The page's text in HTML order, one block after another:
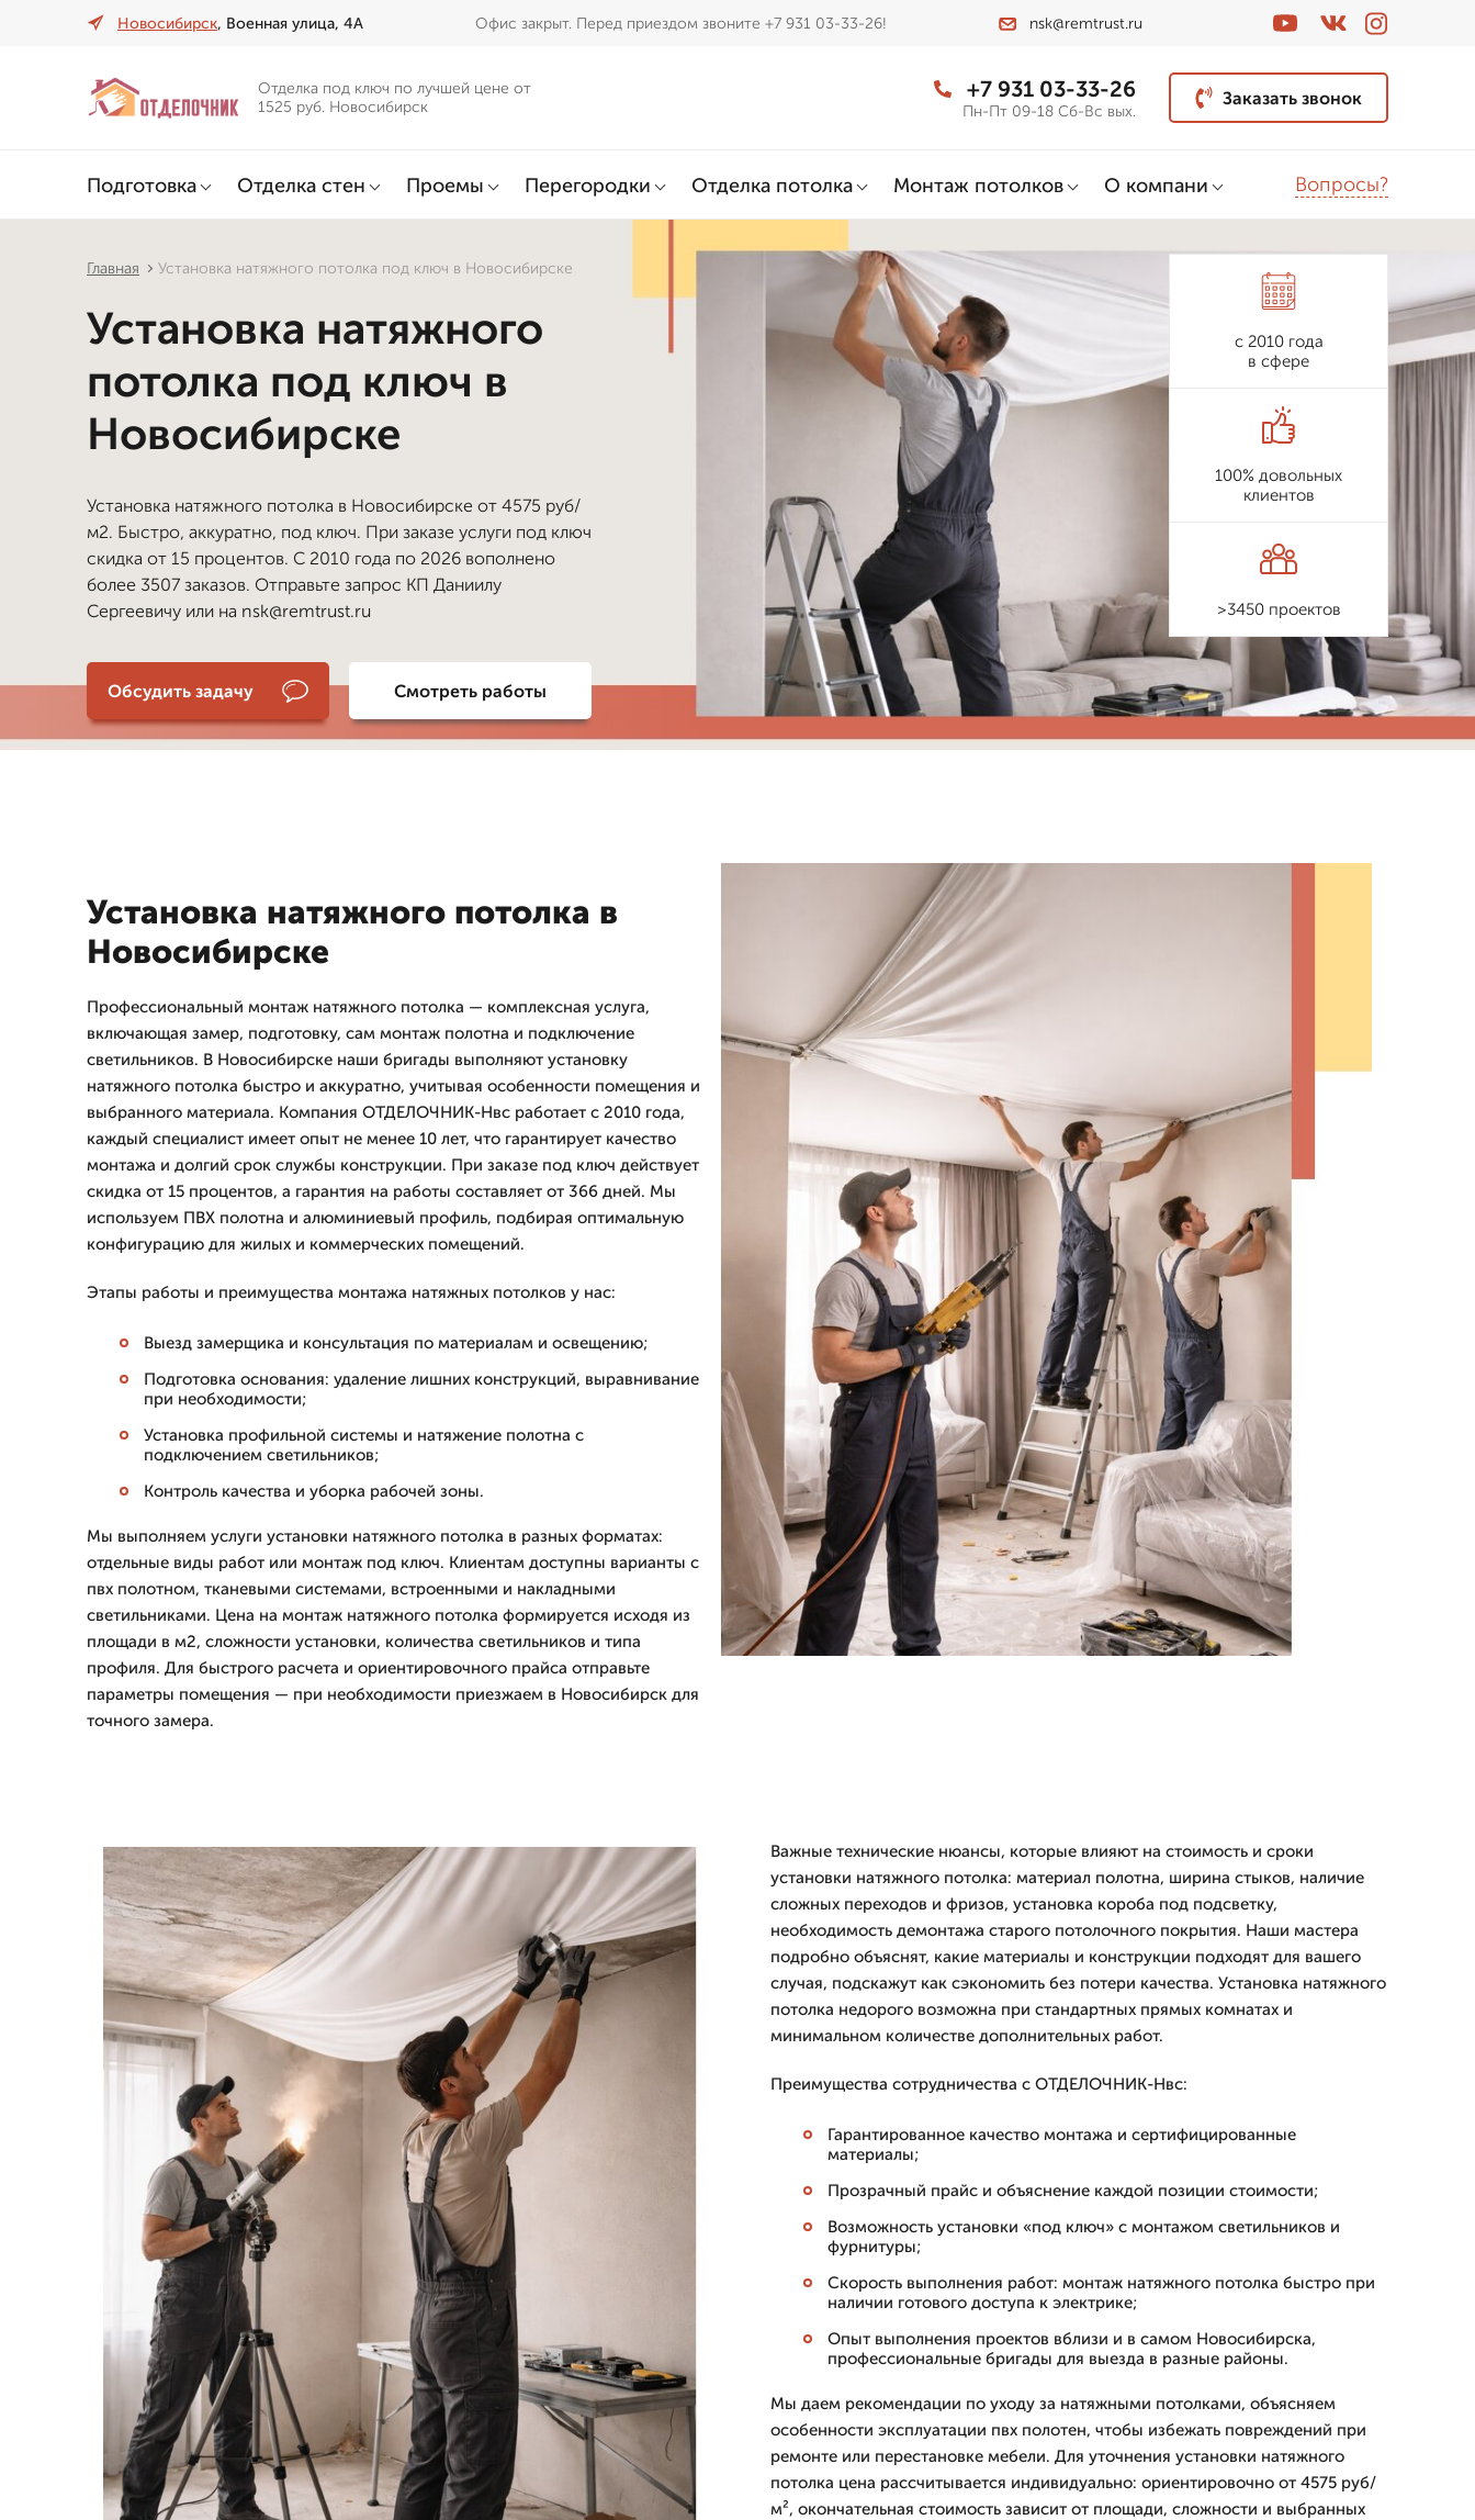
Новосибирск, Военная улица, 4А Офис закрыт. Перед приездом звоните +7 931 03-33-26! nsk@remtrust.ru
Отделка под ключ по лучшей цене от
1525 руб. Новосибирск
+7 931 03-33-26
Пн-Пт 09-18 Сб-Вс вых.
Заказать звонок
Подготовка Отделка стен Проемы Перегородки Отделка потолка Монтаж потолков О компани Вопросы?
Главная Установка натяжного потолка под ключ в Новосибирске
Установка натяжного
потолка под ключ в
Новосибирске
Установка натяжного потолка в Новосибирске от 4575 руб/
м2. Быстро, аккуратно, под ключ. При заказе услуги под ключ
скидка от 15 процентов. С 2010 года по 2026 вополнено
более 3507 заказов. Отправьте запрос КП Даниилу
Сергеевичу или на nsk@remtrust.ru
Обсудить задачу Смотреть работы
с 2010 года
в сфере
100% довольных
клиентов
>3450 проектов
Установка натяжного потолка в
Новосибирске
Профессиональный монтаж натяжного потолка — комплексная услуга,
включающая замер, подготовку, сам монтаж полотна и подключение
светильников. В Новосибирске наши бригады выполняют установку
натяжного потолка быстро и аккуратно, учитывая особенности помещения и
выбранного материала. Компания ОТДЕЛОЧНИК-Нвс работает с 2010 года,
каждый специалист имеет опыт не менее 10 лет, что гарантирует качество
монтажа и долгий срок службы конструкции. При заказе под ключ действует
скидка от 15 процентов, а гарантия на работы составляет от 366 дней. Мы
используем ПВХ полотна и алюминиевый профиль, подбирая оптимальную
конфигурацию для жилых и коммерческих помещений.
Этапы работы и преимущества монтажа натяжных потолков у нас:
Выезд замерщика и консультация по материалам и освещению;
Подготовка основания: удаление лишних конструкций, выравнивание
при необходимости;
Установка профильной системы и натяжение полотна с
подключением светильников;
Контроль качества и уборка рабочей зоны.
Мы выполняем услуги установки натяжного потолка в разных форматах:
отдельные виды работ или монтаж под ключ. Клиентам доступны варианты с
пвх полотном, тканевыми системами, встроенными и накладными
светильниками. Цена на монтаж натяжного потолка формируется исходя из
площади в м2, сложности установки, количества светильников и типа
профиля. Для быстрого расчета и ориентировочного прайса отправьте
параметры помещения — при необходимости приезжаем в Новосибирск для
точного замера.
Важные технические нюансы, которые влияют на стоимость и сроки
установки натяжного потолка: материал полотна, ширина стыков, наличие
сложных переходов и фризов, установка короба под подсветку,
необходимость демонтажа старого потолочного покрытия. Наши мастера
подробно объяснят, какие материалы и конструкции подходят для вашего
случая, подскажут как сэкономить без потери качества. Установка натяжного
потолка недорого возможна при стандартных прямых комнатах и
минимальном количестве дополнительных работ.
Преимущества сотрудничества с ОТДЕЛОЧНИК-Нвс:
Гарантированное качество монтажа и сертифицированные
материалы;
Прозрачный прайс и объяснение каждой позиции стоимости;
Возможность установки «под ключ» с монтажом светильников и
фурнитуры;
Скорость выполнения работ: монтаж натяжного потолка быстро при
наличии готового доступа к электрике;
Опыт выполнения проектов вблизи и в самом Новосибирска,
профессиональные бригады для выезда в разные районы.
Мы даем рекомендации по уходу за натяжными потолками, объясняем
особенности эксплуатации пвх полотен, чтобы избежать повреждений при
ремонте или перестановке мебели. Для уточнения установки натяжного
потолка цена рассчитывается индивидуально: ориентировочно от 4575 руб/
м², окончательная стоимость зависит от площади, сложности и выбранных